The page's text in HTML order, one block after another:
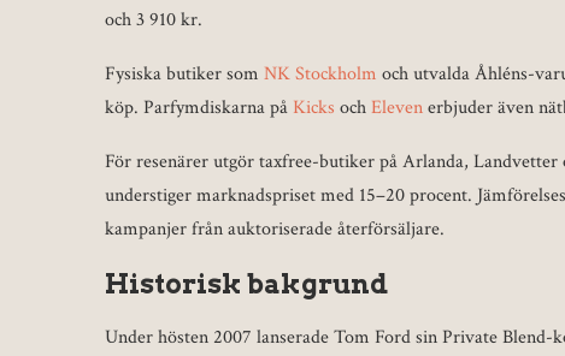
och 3 910 kr.
Fysiska butiker som NK Stockholm och utvalda Åhléns-
köp. Parfymdiskarna på Kicks ochElevenerbjuder även
För resenärer utgör taxfree-butiker på Arlanda,
understiger marknadspriset med 15–20 procent.
kampanjer från auktoriserade återförsäljare.
Historisk bakgrund
Under hösten 2007 lanserade Tom Ford sin Private